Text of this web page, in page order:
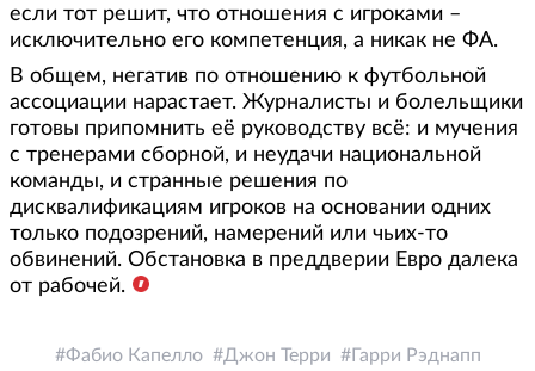
если тот решит, что отношения с игроками –
исключительно его компетенция, а никак не ФА.
В общем, негатив по отношению к футбольной
ассоциации нарастает. Журналисты и болельщики
готовы припомнить её руководству всё: и мучения
с тренерами сборной, и неудачи национальной
команды, и странные решения по
дисквалификациям игроков на основании одних
только подозрений, намерений или чьих-то
обвинений. Обстановка в преддверии Евро далека
от рабочей.
Фабио Капелло Джон Терри Гарри Рэднапп